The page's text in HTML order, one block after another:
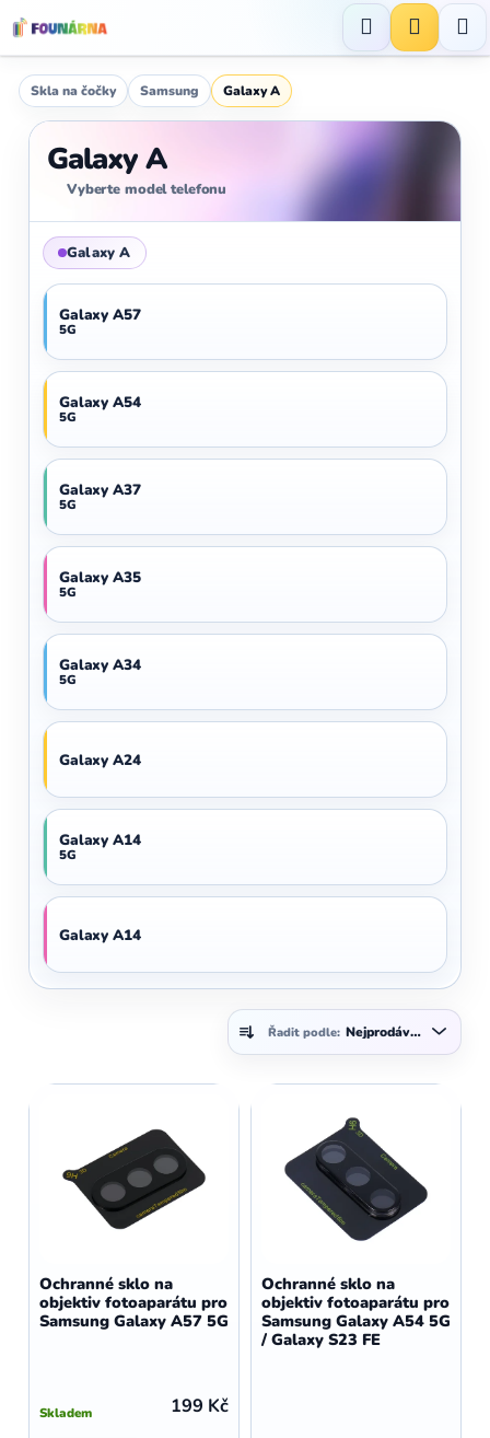
na
obsah
Hledat
Skla na čočky Samsung Galaxy A
Galaxy A
Vyberte model telefonu
Galaxy A
Galaxy A57
5G
Galaxy A54
5G
Galaxy A37
5G
Galaxy A35
5G
Galaxy A34
5G
Galaxy A24
Galaxy A14
5G
Galaxy A14
Ř
a
e
u
k
ů
Řadit podle: Nejprodávanější
ý
o
d
ů
Ochranné sklo na
objektiv fotoaparátu pro
Samsung Galaxy A57 5G
Skladem 199 Kč
Ochranné sklo na
objektiv fotoaparátu pro
Samsung Galaxy A54 5G
/ Galaxy S23 FE